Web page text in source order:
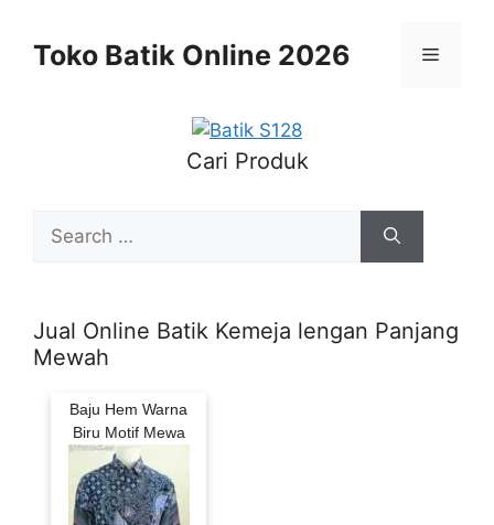
contentToko Batik Online 2026 Menu
Cari Produk
for:
Jual Online Batik Kemeja lengan Panjang
Mewah
Baju Hem Warna
Biru Motif Mewa